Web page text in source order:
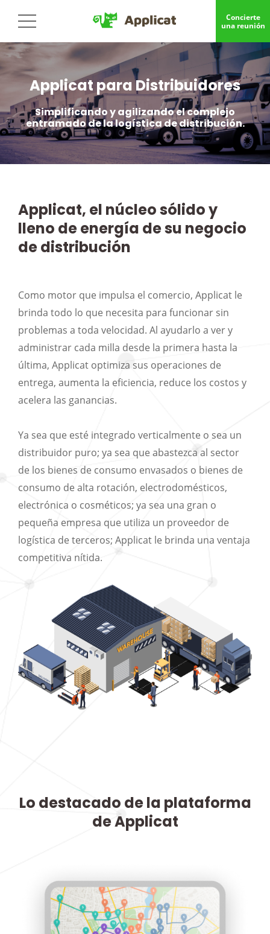
Concierte
una reunión
Applicat para Distribuidores
Simplificando y agilizando el complejo
entramado de la logística de distribución.
Applicat, el núcleo sólido y
lleno de energía de su negocio
de distribución
Como motor que impulsa el comercio, Applicat le
brinda todo lo que necesita para funcionar sin
problemas a toda velocidad. Al ayudarlo a ver y
administrar cada milla desde la primera hasta la
última, Applicat optimiza sus operaciones de
entrega, aumenta la eficiencia, reduce los costos y
acelera las ganancias.
Ya sea que esté integrado verticalmente o sea un
distribuidor puro; ya sea que abastezca al sector
de los bienes de consumo envasados o bienes de
consumo de alta rotación, electrodomésticos,
electrónica o cosméticos; ya sea una gran o
pequeña empresa que utiliza un proveedor de
logística de terceros; Applicat le brinda una ventaja
competitiva nítida.
Lo destacado de la plataforma
de Applicat